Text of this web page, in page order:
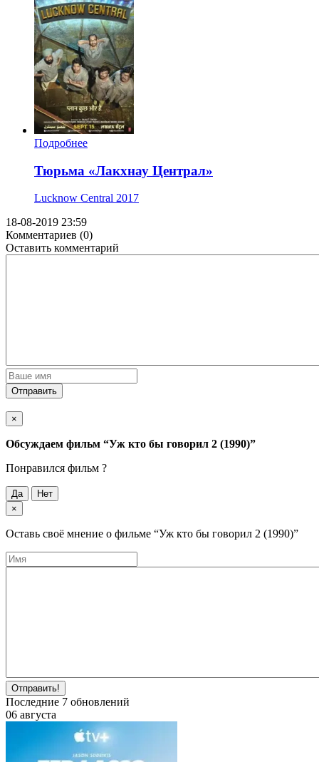
Подробнее
Тюрьма «Лакхнау Централ»
Lucknow Central 2017
18-08-2019 23:59
Комментариев (0)
Оставить комментарий
Отправить
×
Обсуждаем фильм “Уж кто бы говорил 2 (1990)”
Понравился фильм ?
Да
Нет
×
Оставь своё мнение о фильме “Уж кто бы говорил 2 (1990)”
Отправить!
Последние 7 обновлений
06 августа